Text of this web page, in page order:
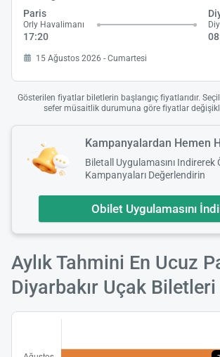
Paris
Orly Havalimanı
17:20
15 Ağustos 2026 - Cumartesi
Gösterilen fiyatlar biletlerin başlangıç fiyatlarıdır.
sefer müsaitlik durumuna göre fiyatlar
Kampanyalardan Hemen
Biletall Uygulamasını Indirerek
Kampanyaları Değerlendirin
Obilet Uygulamasını
Aylık Tahmini En Ucuz
Diyarbakır Uçak Biletleri